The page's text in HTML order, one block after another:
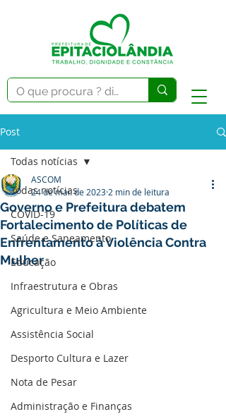
Post
Todas notícias
COVID-19
Saúde e Saneamento
Educação
Infraestrutura e Obras
Agricultura e Meio Ambiente
Assistência Social
Desporto Cultura e Lazer
Nota de Pesar
Administração e Finanças
Todas notícias
Governo e Prefeitura debatem
Fortalecimento de Políticas de
Enfrentamento à Violência Contra
Mulher
ASCOM
24 de mai. de 2023 2 min de leitura